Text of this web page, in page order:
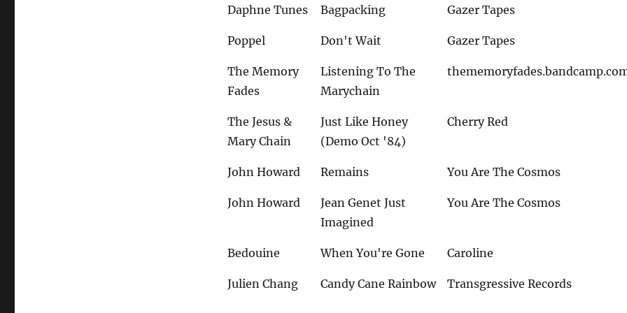
Daphne Tunes Bagpacking Gazer Tapes
Poppel Don't Wait Gazer Tapes
The Memory
Fades
Listening To The
Marychain
The Jesus &
Mary Chain
Just Like Honey
(Demo Oct '84)
Cherry Red
John Howard Remains You Are The Cosmos
John Howard
Jean Genet Just
Imagined
You Are The Cosmos
Bedouine When You're Gone Caroline
Julien Chang Candy Cane Rainbow Transgressive Records